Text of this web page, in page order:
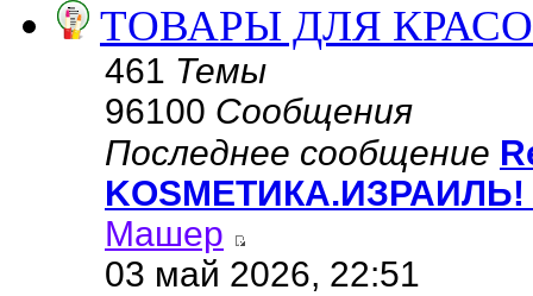
ТОВАРЫ ДЛЯ
461 Темы
96100 Сообщения
Последнее сообщение
KОSMЕТИКA.ИЗРАИЛЬ!
Машер
03 май 2026, 22:51